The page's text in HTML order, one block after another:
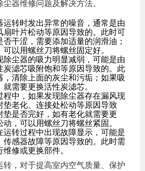
器维修问题及解决方法。
运转时发出异常的噪音，通常是由
扇叶片松动等原因导致的。此时可
干涩，需要添加适量的润滑油；
以用螺丝刀将螺丝固定好。
尘器的吸力明显减弱，可能是由
炭滤芯吸附饱和等原因导致的。此
清除上面的灰尘和污垢；如果吸
需要更换活性炭滤芯。
程中，如果发现除尘器存在漏风现
垫老化、连接处松动等原因导致
垫是否完好，如有老化就需要更
，可以用螺丝刀将螺丝紧固。
转过程中出现故障显示，可能是
传感器故障等原因导致的。此时需
修或更换部件。
，对于提高室内空气质量、保护